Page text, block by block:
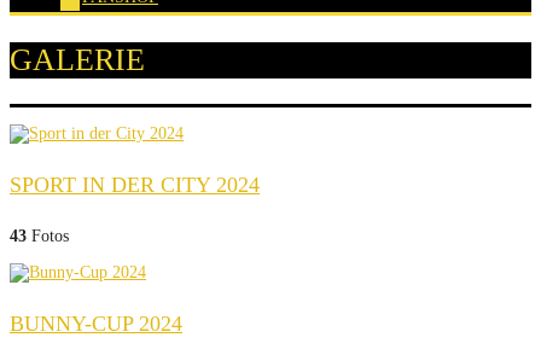
GALERIE
SPORT IN DER CITY 2024
43 Fotos
BUNNY-CUP 2024